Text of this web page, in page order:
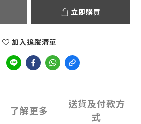
立即購買
加入追蹤清單
了解更多
送貨及付款方
式